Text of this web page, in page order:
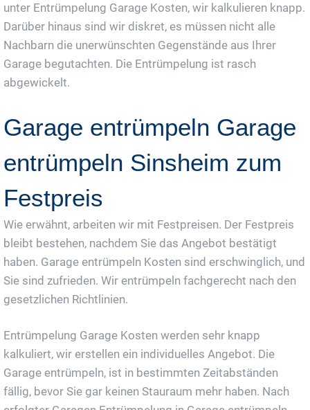
unter Entrümpelung Garage Kosten, wir kalkulieren knapp.
Darüber hinaus sind wir diskret, es müssen nicht alle
Nachbarn die unerwünschten Gegenstände aus Ihrer
Garage begutachten. Die Entrümpelung ist rasch
abgewickelt.
Garage entrümpeln Garage
entrümpeln Sinsheim zum
Festpreis
Wie erwähnt, arbeiten wir mit Festpreisen. Der Festpreis
bleibt bestehen, nachdem Sie das Angebot bestätigt
haben. Garage entrümpeln Kosten sind erschwinglich, und
Sie sind zufrieden. Wir entrümpeln fachgerecht nach den
gesetzlichen Richtlinien.
Entrümpelung Garage Kosten werden sehr knapp
kalkuliert, wir erstellen ein individuelles Angebot. Die
Garage entrümpeln, ist in bestimmten Zeitabständen
fällig, bevor Sie gar keinen Stauraum mehr haben. Nach